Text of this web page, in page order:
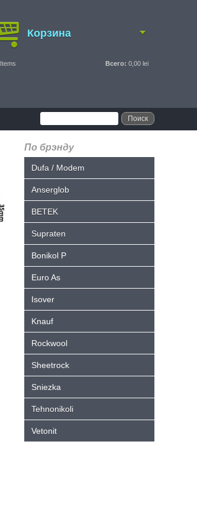
Корзина
Items Всего: 0,00 lei
По брэнду
Dufa / Modem
Anserglob
BETEK
Supraten
Bonikol P
Euro As
Isover
Knauf
Rockwool
Sheetrock
Sniezka
Tehnonikoli
Vetonit